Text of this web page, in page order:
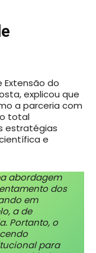
do
explicou que
a parceria com
total
estratégias
e
abordagem
dos
em
a de
Portanto, o
para